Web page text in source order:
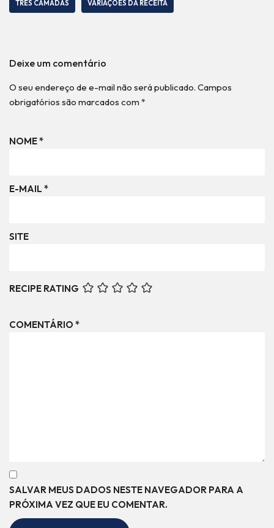
TRÊS CAMADAS VARIAÇÕES DA RECEITA
Deixe um comentário
O seu endereço de e-mail não será publicado. Campos
obrigatórios são marcados com *
NOME*
E-MAIL *
SITE
RECIPE RATING
COMENTÁRIO *
SALVAR MEUS DADOS NESTE NAVEGADOR PARA A
PRÓXIMA VEZ QUE EU COMENTAR.